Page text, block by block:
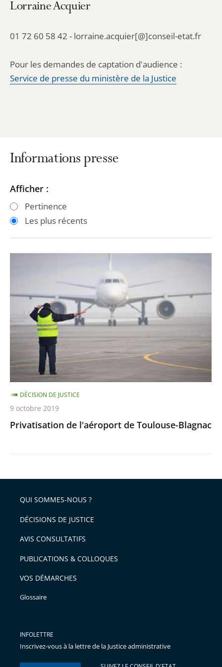
Lorraine Acquier
01 72 60 58 42 - lorraine.acquier[@]conseil-etat.fr
Pour les demandes de captation d'audience :
Service de presse du ministère de la Justice
Informations presse
Passer
les
filtres
Passer
les
filtres
Afficher :
Pertinence
Les plus récents
Toulouse-
Blagnac
Privatisation de l'aéroport de Toulouse-Blagnac
DÉCISION DE JUSTICE
9 octobre 2019
QUI SOMMES-NOUS ?
DÉCISIONS DE JUSTICE
AVIS CONSULTATIFS
PUBLICATIONS & COLLOQUES
VOS DÉMARCHES
Glossaire
INFOLETTRE
Inscrivez-vous à la lettre de la Justice administrative